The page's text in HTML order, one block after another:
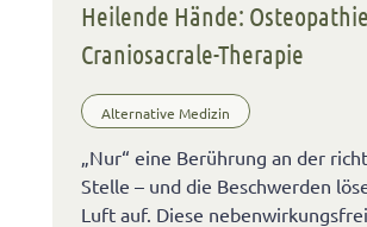
Heilende Hände:
Craniosacrale-Therapie
Alternative Medizin
„Nur“ eine Berührung an der
Stelle – und die Beschwerden
Luft auf. Diese